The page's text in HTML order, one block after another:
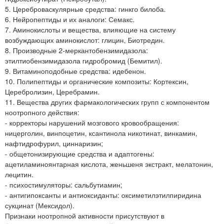
5. Цереброваскулярные средства: гинкго билоба.
6. Нейропептиды и их аналоги: Семакс.
7. Аминокислоты и вещества, влияющие на систему
возбуждающих аминокислот: глицин, Биотредин.
8. Производные 2-меркантобензимидазола:
этилтиобензимидазола гидробромид (Бемитил).
9. Витаминоподобные средства: идебенон.
10. Полипептиды и органические композиты: Кортексин,
Церебролизин, Церебрамин.
11. Вещества других фармакологических групп с компонентом
ноотропного действия:
- корректоры нарушений мозгового кровообращения:
ницерголин, винпоцетин, ксантинола никотинат, винкамин,
нафтидрофурил, циннаризин;
- общетонизирующие средства и адаптогены:
ацетиламиноянтарная кислота, женьшеня экстракт, мелатонин,
лецитин.
- психостимуляторы: сальбутиамин;
- антигипоксанты и антиоксиданты: оксиметилэтилпиридина
сукцинат (Мексидол).
Признаки ноотропной активности присутствуют в